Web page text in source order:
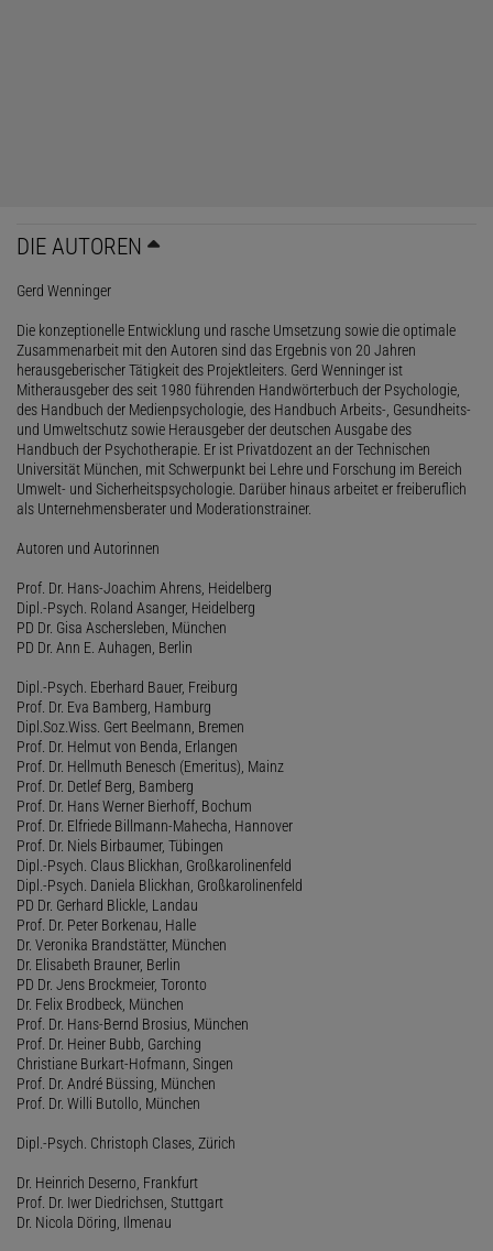
DIE AUTOREN
Gerd Wenninger
Die konzeptionelle Entwicklung und rasche Umsetzung sowie die optimale
Zusammenarbeit mit den Autoren sind das Ergebnis von 20 Jahren
herausgeberischer Tätigkeit des Projektleiters. Gerd Wenninger ist
Mitherausgeber des seit 1980 führenden Handwörterbuch der Psychologie,
des Handbuch der Medienpsychologie, des Handbuch Arbeits-, Gesundheits-
und Umweltschutz sowie Herausgeber der deutschen Ausgabe des
Handbuch der Psychotherapie. Er ist Privatdozent an der Technischen
Universität München, mit Schwerpunkt bei Lehre und Forschung im Bereich
Umwelt- und Sicherheitspsychologie. Darüber hinaus arbeitet er freiberuflich
als Unternehmensberater und Moderationstrainer.
Autoren und Autorinnen
Prof. Dr. Hans-Joachim Ahrens, Heidelberg
Dipl.-Psych. Roland Asanger, Heidelberg
PD Dr. Gisa Aschersleben, München
PD Dr. Ann E. Auhagen, Berlin
Dipl.-Psych. Eberhard Bauer, Freiburg
Prof. Dr. Eva Bamberg, Hamburg
Dipl.Soz.Wiss. Gert Beelmann, Bremen
Prof. Dr. Helmut von Benda, Erlangen
Prof. Dr. Hellmuth Benesch (Emeritus), Mainz
Prof. Dr. Detlef Berg, Bamberg
Prof. Dr. Hans Werner Bierhoff, Bochum
Prof. Dr. Elfriede Billmann-Mahecha, Hannover
Prof. Dr. Niels Birbaumer, Tübingen
Dipl.-Psych. Claus Blickhan, Großkarolinenfeld
Dipl.-Psych. Daniela Blickhan, Großkarolinenfeld
PD Dr. Gerhard Blickle, Landau
Prof. Dr. Peter Borkenau, Halle
Dr. Veronika Brandstätter, München
Dr. Elisabeth Brauner, Berlin
PD Dr. Jens Brockmeier, Toronto
Dr. Felix Brodbeck, München
Prof. Dr. Hans-Bernd Brosius, München
Prof. Dr. Heiner Bubb, Garching
Christiane Burkart-Hofmann, Singen
Prof. Dr. André Büssing, München
Prof. Dr. Willi Butollo, München
Dipl.-Psych. Christoph Clases, Zürich
Dr. Heinrich Deserno, Frankfurt
Prof. Dr. Iwer Diedrichsen, Stuttgart
Dr. Nicola Döring, Ilmenau